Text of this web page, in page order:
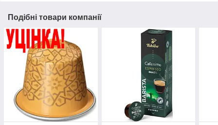
Подібні товари компанії